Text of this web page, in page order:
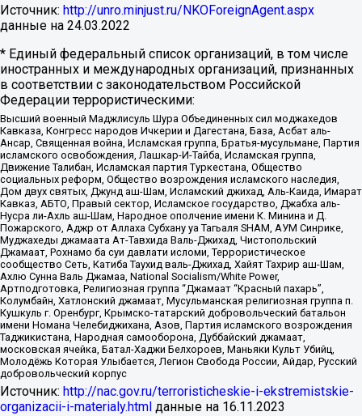
Источник: http://unro.minjust.ru/NKOForeignAgent.aspx
данные на 24.03.2022
* Единый федеральный список организаций, в том числе
иностранных и международных организаций, признанных
в соответствии с законодательством Российской
Федерации террористическими:
Высший военный Маджлисуль Шура Объединенных сил моджахедов
Кавказа, Конгресс народов Ичкерии и Дагестана, База, Асбат аль-
Ансар, Священная война, Исламская группа, Братья-мусульмане, Партия
исламского освобождения, Лашкар-И-Тайба, Исламская группа,
Движение Талибан, Исламская партия Туркестана, Общество
социальных реформ, Общество возрождения исламского наследия,
Дом двух святых, Джунд аш-Шам, Исламский джихад, Аль-Каида, Имарат
Кавказ, АБТО, Правый сектор, Исламское государство, Джабха аль-
Нусра ли-Ахль аш-Шам, Народное ополчение имени К. Минина и Д.
Пожарского, Аджр от Аллаха Субхану уа Тагьаля SHAM, АУМ Синрике,
Муджахеды джамаата Ат-Тавхида Валь-Джихад, Чистопольский
Джамаат, Рохнамо ба суи давлати исломи, Террористическое
сообщество Сеть, Катиба Таухид валь-Джихад, Хайят Тахрир аш-Шам,
Ахлю Сунна Валь Джамаа, National Socialism/White Power,
Артподготовка, Религиозная группа “Джамаат “Красный пахарь”,
Колумбайн, Хатлонский джамаат, Мусульманская религиозная группа п.
Кушкуль г. Оренбург, Крымско-татарский добровольческий батальон
имени Номана Челебиджихана, Азов, Партия исламского возрождения
Таджикистана, Народная самооборона, Дуббайский джамаат,
московская ячейка, Батал-Хаджи Белхороев, Маньяки Культ Убийц,
Молодёжь Которая Улыбается, Легион Свобода России, Айдар, Русский
добровольческий корпус
Источник: http://nac.gov.ru/terroristicheskie-i-ekstremistskie-
organizacii-i-materialy.html данные на 16.11.2023